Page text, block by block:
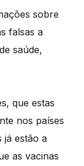
sobre
falsas a
saúde,
que estas
nos países
já estão a
as vacinas